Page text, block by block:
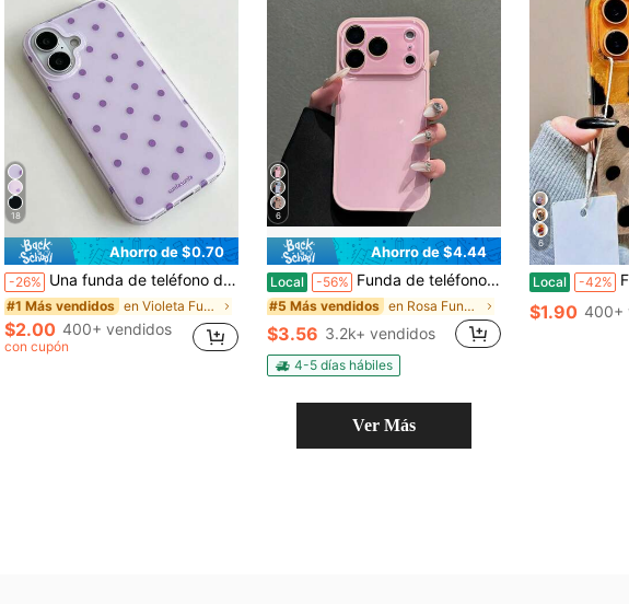
18
Ahorro de $0.70
-26% Una funda de teléfono de moda, diseño minimalista y lindo, patrón de lunares en blanco y negro, adecuada para la serie 11 a 17, incluyendo versiones Pro Max.
#1 Más vendidos en Violeta Fundas de moda para teléfonos
$2.00 400+ vendidos
con cupón
6
Ahorro de $4.44
Local -56% Funda de teléfono rosa de moda compatible con iPhone 17 Pro Max, 16 Pro Max, 15 Pro Max, 14 Pro Max, 13 Pro Max, con cubierta trasera suave y protectora de borde suave, funda de teléfono creativa unisex
#5 Más vendidos en Rosa Fundas de moda para teléfonos
$3.56 3.2k+ vendidos
4-5 días hábiles
6
Local -42% Funda de
$1.90 400+
Ver Más